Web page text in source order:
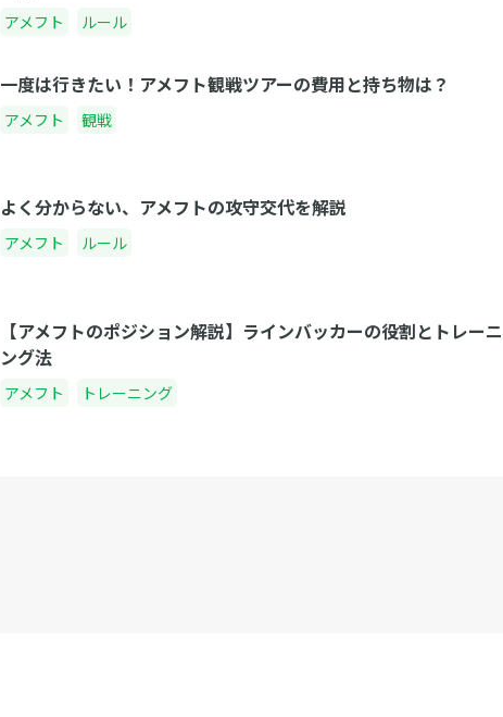
アメフト ルール
一度は行きたい！アメフト観戦ツアーの費用と持ち物は？
アメフト 観戦
よく分からない、アメフトの攻守交代を解説
アメフト ルール
【アメフトのポジション解説】ラインバッカーの役割とトレーニ
ング法
アメフト トレーニング